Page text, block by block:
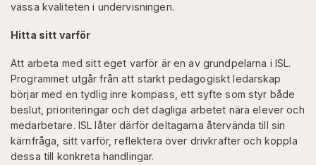
vässa kvaliteten i undervisningen.
Hitta sitt varför
Att arbeta med sitt eget varför är en av grundpelarna i ISL.
Programmet utgår från att starkt pedagogiskt ledarskap
börjar med en tydlig inre kompass, ett syfte som styr både
beslut, prioriteringar och det dagliga arbetet nära elever och
medarbetare. ISL låter därför deltagarna återvända till sin
kärnfråga, sitt varför, reflektera över drivkrafter och koppla
dessa till konkreta handlingar.